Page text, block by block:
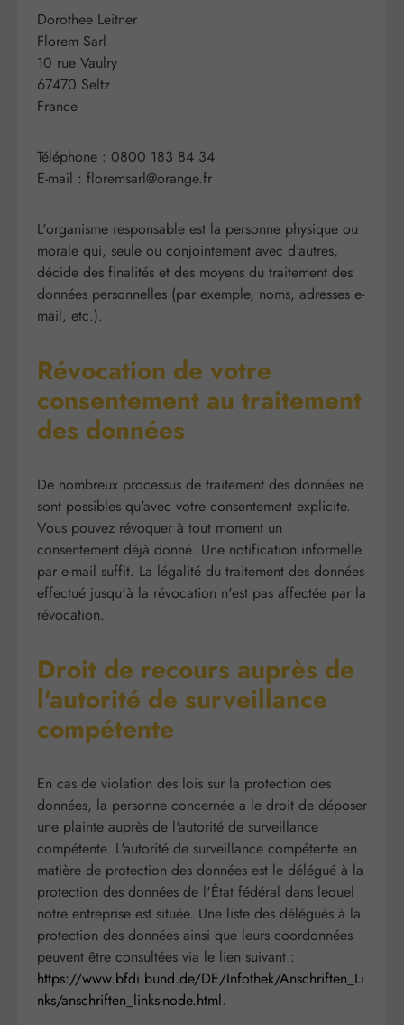
Dorothee Leitner
Florem Sarl
10 rue Vaulry
67470 Seltz
France
Téléphone : 0800 183 84 34
E-mail : floremsarl@orange.fr
L'organisme responsable est la personne physique ou
morale qui, seule ou conjointement avec d'autres,
décide des finalités et des moyens du traitement des
données personnelles (par exemple, noms, adresses e-
mail, etc.).
Révocation de votre
consentement au traitement
des données
De nombreux processus de traitement des données ne
sont possibles qu'avec votre consentement explicite.
Vous pouvez révoquer à tout moment un
consentement déjà donné. Une notification informelle
par e-mail suffit. La légalité du traitement des données
effectué jusqu'à la révocation n'est pas affectée par la
révocation.
Droit de recours auprès de
l'autorité de surveillance
compétente
En cas de violation des lois sur la protection des
données, la personne concernée a le droit de déposer
une plainte auprès de l'autorité de surveillance
compétente. L'autorité de surveillance compétente en
matière de protection des données est le délégué à la
protection des données de l'État fédéral dans lequel
notre entreprise est située. Une liste des délégués à la
protection des données ainsi que leurs coordonnées
peuvent être consultées via le lien suivant :
https://www.bfdi.bund.de/DE/Infothek/Anschriften_Li
nks/anschriften_links-node.html.